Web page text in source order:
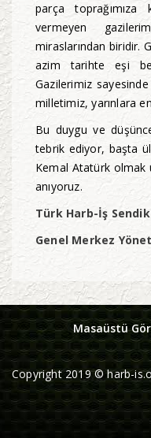
parça toprağımıza
vermeyen
miraslarından biridir.
azim tarihte eşi
Gazilerimiz
milletimiz, yarınlara
Bu duygu ve
tebrik ediyor, başta
Kemal Atatürk
anıyoruz.
Türk Harb-İş
Genel Merkez
Masaüstü
Copyright 2019 © harb-